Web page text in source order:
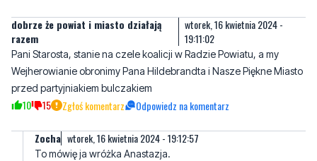
dobrze że powiat i miasto działają
razem
wtorek, 16 kwietnia 2024 -
19:11:02
Pani Starosta, stanie na czele koalicji w Radzie Powiatu, a my
Wejherowianie obronimy Pana Hildebrandta i Nasze Piękne Miasto
przed partyjniakiem bulczakiem
10 15 Zgłoś komentarz Odpowiedz na komentarz
Zocha wtorek, 16 kwietnia 2024 - 19:12:57
To mówię ja wróżka Anastazja.